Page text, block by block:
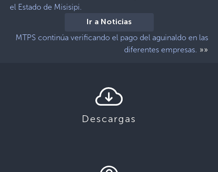
el Estado de Misisipi.
Ir a Noticias
MTPS continúa verificando el pago del aguinaldo en las
diferentes empresas. »»
Descargas